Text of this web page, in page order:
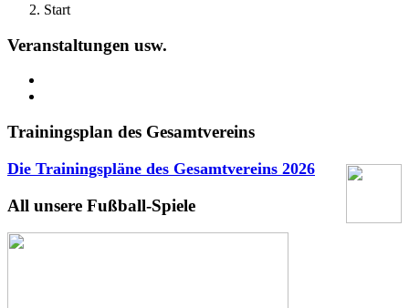
Start
Veranstaltungen usw.
Trainingsplan des Gesamtvereins
Die Trainingspläne des Gesamtvereins 2026
All unsere Fußball-Spiele